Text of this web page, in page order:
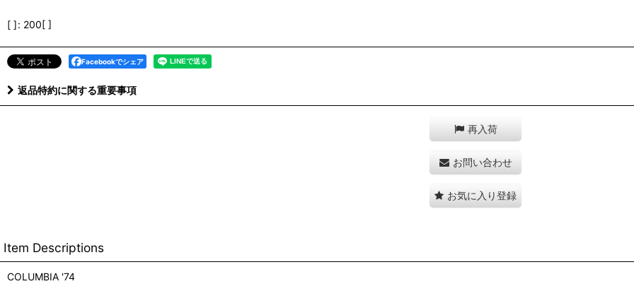
[ ]: 200[ ]
Facebookでシェア
返品特約に関する重要事項
再入荷
お問い合わせ
お気に入り登録
Item Descriptions
COLUMBIA '74